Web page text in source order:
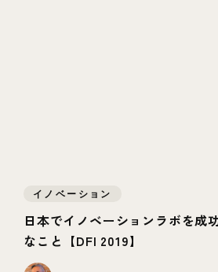
イノベーション
日本でイノベーションラボを成
なこと【DFI 2019】